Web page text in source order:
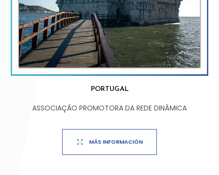
PORTUGAL
ASSOCIAÇÃO PROMOTORA DA REDE DINÂMICA
MÁS INFORMACIÓN